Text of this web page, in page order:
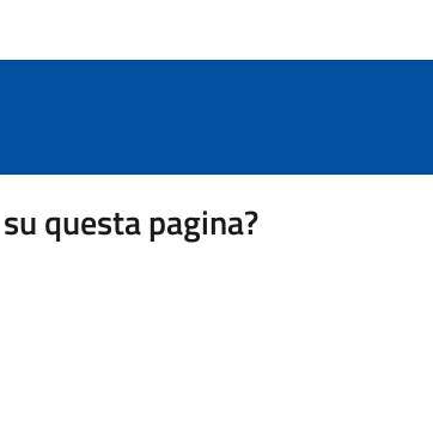
questa pagina?